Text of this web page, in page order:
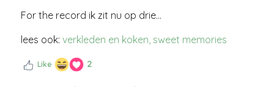
For the record ik zit nu op drie…
lees ook: verkleden en koken, sweet memories
Like 2